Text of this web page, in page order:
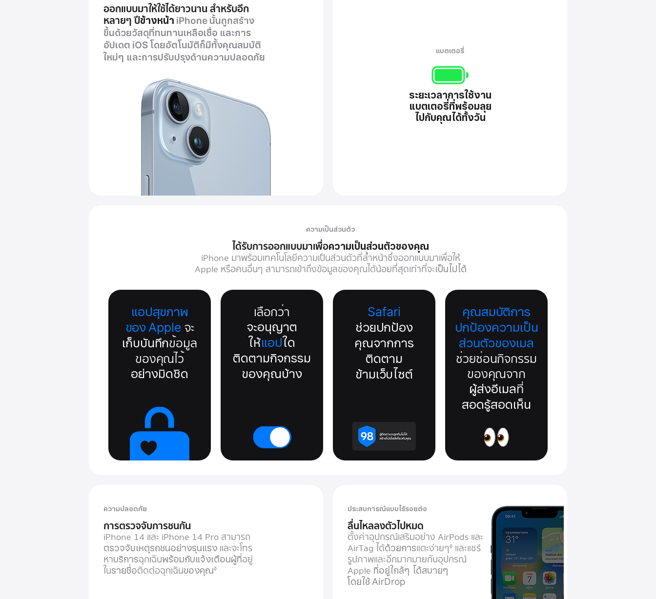
ออกแบบมาให้ใช้ได้ยาวนาน สำหรับอีก
หลายๆ ปีข้างหน้า iPhone นั้นถูกสร้าง
ขึ้นด้วยวัสดุที่ทนทานเหลือเชื่อ และการ
อัปเดต iOS โดยอัตโนมัติก็มีทั้งคุณสมบัติ
ใหม่ๆ และการปรับปรุงด้านความปลอดภัย แบตเตอรี่
ระยะเวลาการใช้งาน
แบตเตอรี่ที่พร้อมลุย
ไปกับคุณได้ทั้งวัน
ความเป็นส่วนตัว
ได้รับการออกแบบมาเพื่อความเป็นส่วนตัวของคุณ
iPhone มาพร้อมเทคโนโลยีความเป็นส่วนตัวที่ล้ำหน้าซึ่งออกแบบมาเพื่อให้
Apple หรือคนอื่นๆ สามารถเข้าถึงข้อมูลของคุณได้น้อยที่สุดเท่าที่จะเป็นไปได้
แอปสุขภาพ
ของ Appleจะ
เก็บบันทึกข้อมูล
ของคุณไว้
อย่างมิดชิด
เลือกว่า
จะอนุญาต
ให้แอปใด
ติดตามกิจกรรม
ของคุณบ้าง
Safari
ช่วยปกป้อง
คุณจากการ
ติดตาม
ข้ามเว็บไซต์
คุณสมบัติการ
ปกป้องความเป็น
ส่วนตัวของเมล
ช่วยซ่อนกิจกรรม
ของคุณจาก
ผู้ส่งอีเมลที่
สอดรู้สอดเห็น
ความปลอดภัย
การตรวจจับการชนกัน
iPhone 14 และ iPhone 14 Pro สามารถ
ตรวจจับเหตุรถชนอย่างรุนแรง และจะโทร
หาบริการฉุกเฉินพร้อมกับแจ้งเตือนผู้ที่อยู่
ในรายชื่อติดต่อฉุกเฉินของคุณ◊
ประสบการณ์แบบไร้รอยต่อ
ลื่นไหลลงตัวไปหมด
ตั้งค่าอุปกรณ์เสริมอย่าง AirPods และ
AirTag ได้ด้วยการแตะง่ายๆ◊ และแชร์
รูปภาพและอีกมากมายกับอุปกรณ์
Apple ที่อยู่ใกล้ๆ ได้สบายๆ
โดยใช้ AirDrop